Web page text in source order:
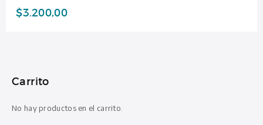
$3.200,00
Carrito
No hay productos en el carrito.